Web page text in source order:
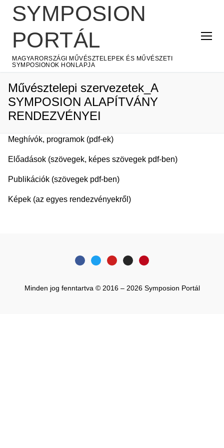
UgrásSYMPOSION
PORTÁL
MAGYARORSZÁGI MŰVÉSZTELEPEK ÉS MŰVÉSZETI
SYMPOSIONOK HONLAPJA
Művésztelepi szervezetek_A
SYMPOSION ALAPÍTVÁNY
RENDEZVÉNYEI
Meghívók, programok (pdf-ek)
Előadások (szövegek, képes szövegek pdf-ben)
Publikációk (szövegek pdf-ben)
Képek (az egyes rendezvényekről)
Minden jog fenntartva © 2016 – 2026 Symposion Portál